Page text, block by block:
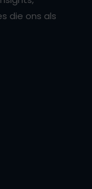
die ons als